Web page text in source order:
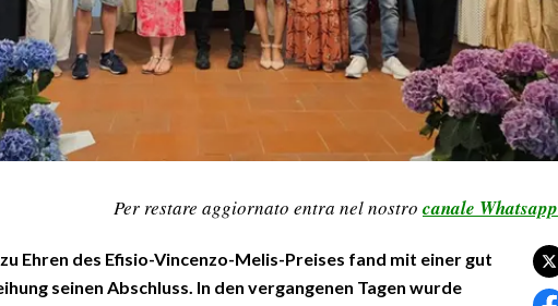
Per restare aggiornato entra nel nostro canale Whatsapp
Ehren des Efisio-Vincenzo-Melis-Preises fand mit einer gut
seinen Abschluss. In den vergangenen Tagen wurde